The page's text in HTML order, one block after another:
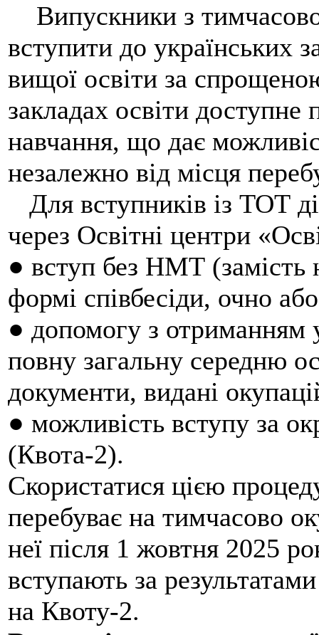
Випускники з
вступити до українських
вищої освіти за
закладах освіти доступне
навчання, що дає
незалежно від місця
Для вступників із ТОТ
через Освітні центри
● вступ без НМТ (замість
формі співбесіди, очно
● допомогу з отриманням
повну загальну середню
документи, видані
● можливість вступу за
(Квота-2).
Скористатися цією
перебуває на тимчасово
неї після 1 жовтня 2025
вступають за
на Квоту-2.